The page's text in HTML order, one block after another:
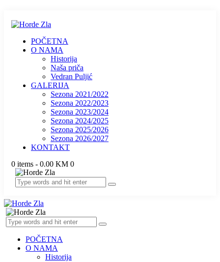
POČETNA
O NAMA
Historija
Naša priča
Vedran Puljić
GALERIJA
Sezona 2021/2022
Sezona 2022/2023
Sezona 2023/2024
Sezona 2024/2025
Sezona 2025/2026
Sezona 2026/2027
KONTAKT
0 items - 0.00 KM 0
POČETNA
O NAMA
Historija